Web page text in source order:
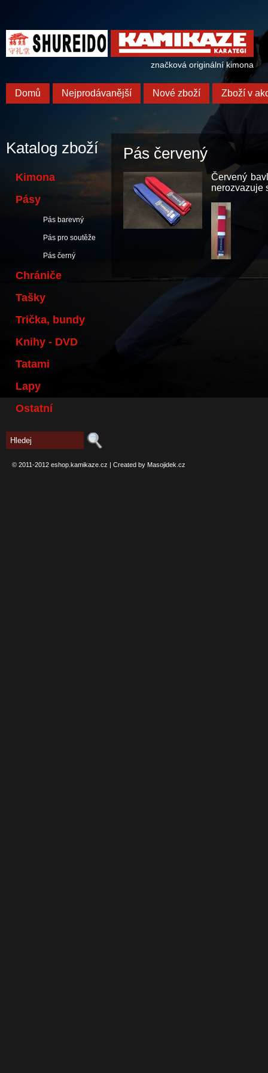
značková originální kimona
Domů Nejprodávanější Nové zboží Zboží v
Katalog zboží
Kimona
Pásy
Pás barevný
Pás pro soutěže
Pás černý
Chrániče
Tašky
Trička, bundy
Knihy - DVD
Tatami
Lapy
Ostatní
Pás červený
Červený
nerozvazuje
© 2011-2012 eshop.kamikaze.cz | Created by Masojidek.cz